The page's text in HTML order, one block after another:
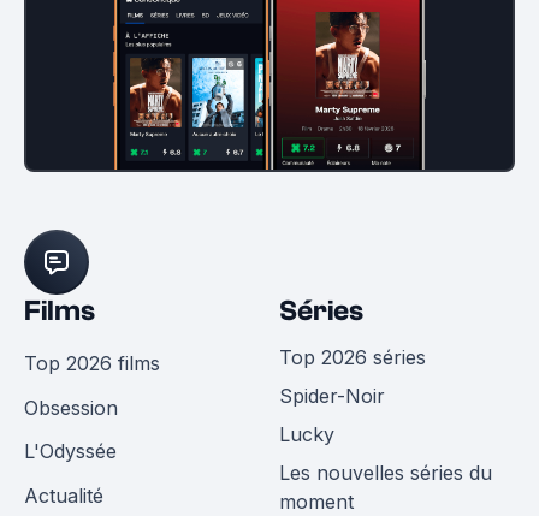
Films
Top 2026 films
Obsession
L'Odyssée
Actualité
Séries
Top 2026 séries
Spider-Noir
Lucky
Les nouvelles séries du
moment